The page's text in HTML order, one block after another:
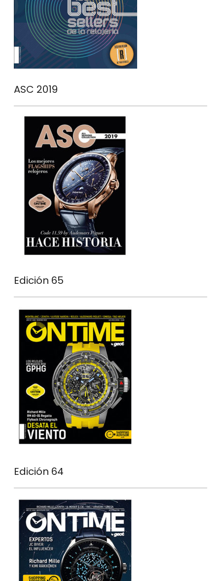
ASC 2019
Edición 65
Edición 64